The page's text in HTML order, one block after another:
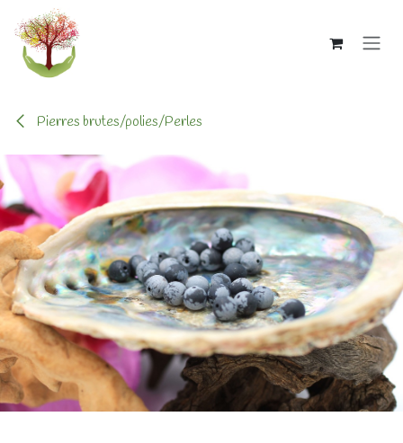
Se rendre au contenu
Pierres brutes/polies/Perles